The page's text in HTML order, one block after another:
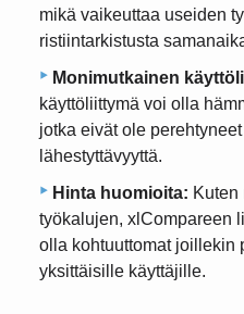
mikä vaikeuttaa useiden
ristiintarkistusta
Monimutkainen
käyttöliittymä voi olla
jotka eivät ole
lähestyttävyyttä.
Hinta huomioita: Kuten
työkalujen, xlCompareen
olla kohtuuttomat joillekin
yksittäisille käyttäjille.